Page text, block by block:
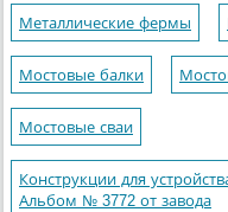
Металлические фермы
Мостовые балки
Мостовые сваи
Конструкции для
Альбом № 3772 от завода